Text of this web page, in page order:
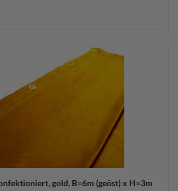
gold, B=6m (geöst) x H=3m